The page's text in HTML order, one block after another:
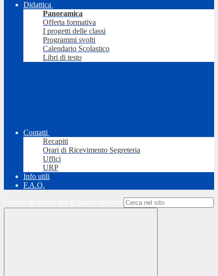
Didattica
Panoramica
Offerta formativa
I progetti delle classi
Programmi svolti
Calendario Scolastico
Libri di testo
Contatti
Recapiti
Orari di Ricevimento Segreteria
Uffici
URP
Info utili
F.A.Q.